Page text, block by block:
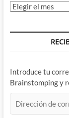
Archivos
Introduce tu
Brainstomping y
de